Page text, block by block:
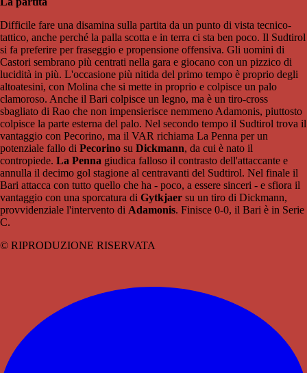
Difficile fare una disamina sulla partita da un punto di vista tecnico-
tattico, anche perché la palla scotta e in terra ci sta ben poco. Il Sudtirol
si fa preferire per fraseggio e propensione offensiva. Gli uomini di
Castori sembrano più centrati nella gara e giocano con un pizzico di
lucidità in più. L'occasione più nitida del primo tempo è proprio degli
altoatesini, con Molina che si mette in proprio e colpisce un palo
clamoroso. Anche il Bari colpisce un legno, ma è un tiro-cross
sbagliato di Rao che non impensierisce nemmeno Adamonis, piuttosto
colpisce la parte esterna del palo. Nel secondo tempo il Sudtirol trova il
vantaggio con Pecorino, ma il VAR richiama La Penna per un
potenziale fallo di Pecorino su Dickmann, da cui è nato il
contropiede. La Penna giudica falloso il contrasto dell'attaccante e
annulla il decimo gol stagione al centravanti del Sudtirol. Nel finale il
Bari attacca con tutto quello che ha - poco, a essere sinceri - e sfiora il
vantaggio con una sporcatura di Gytkjaer su un tiro di Dickmann,
provvidenziale l'intervento di Adamonis. Finisce 0-0, il Bari è in Serie
C.
© RIPRODUZIONE RISERVATA